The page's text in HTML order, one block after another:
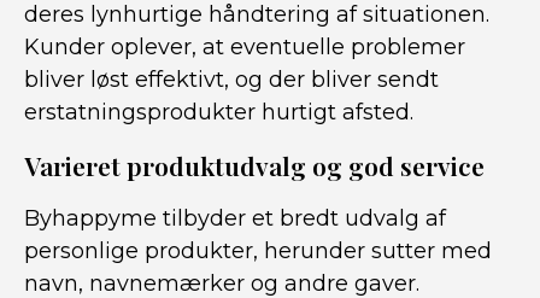
deres lynhurtige håndtering af situationen.
Kunder oplever, at eventuelle problemer
bliver løst effektivt, og der bliver sendt
erstatningsprodukter hurtigt afsted.
Varieret produktudvalg og god service
Byhappyme tilbyder et bredt udvalg af
personlige produkter, herunder sutter med
navn, navnemærker og andre gaver.